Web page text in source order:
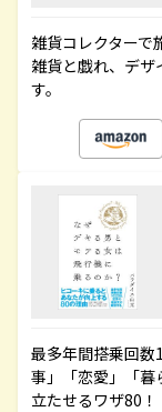
雑貨コレクターで
雑貨と戯れ、デザ
す。
最多年間搭乗回
事」「恋愛」「暮
立たせるワザ80！